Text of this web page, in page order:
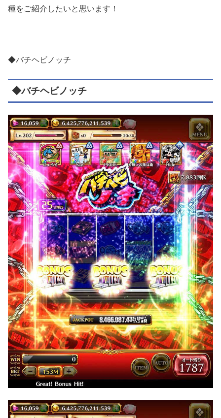
種をご紹介したいと思います！
◆バチヘビノッチ
◆バチヘビノッチ